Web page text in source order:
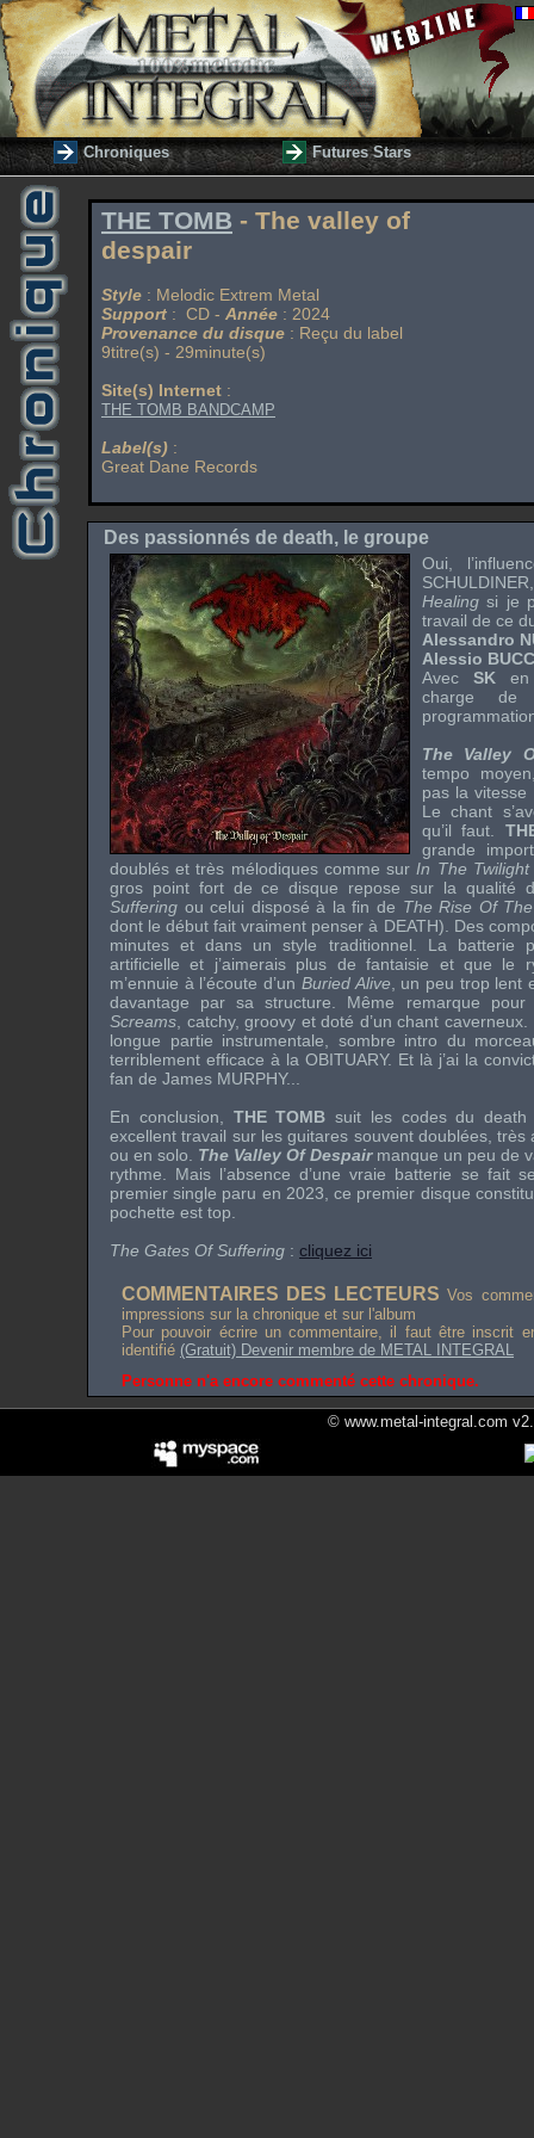
Chroniques Futures Stars
THE TOMB - The valley of
despair
Style : Melodic Extrem Metal
Support : CD - Année : 2024
Provenance du disque : Reçu du label
9titre(s) - 29minute(s)
Site(s) Internet :
THE TOMB BANDCAMP
Label(s) :
Great Dane Records
Des passionnés de death, le groupe
Oui,
SCHULDINER
Healing si je
travail de ce
Alessandro
Alessio
AvecSK en
charge
The Valley
tempo
pas la vitesse
Le chant
qu’il faut.
grande
doublés et très mélodiques comme sur In The Twilight
gros point fort de ce disque repose sur la qualité
Suffering ou celui disposé à la fin de The Rise Of
dont le début fait vraiment penser à DEATH). Des
minutes et dans un style traditionnel. La batterie
artificielle et j’aimerais plus de fantaisie et que le
m’ennuie à l’écoute d’un Buried Alive , un peu trop lent
davantage par sa structure. Même remarque
Screams , catchy, groovy et doté d’un chant
longue partie instrumentale, sombre intro du
terriblement efficace à la OBITUARY. Et là j’ai la
fan de James MURPHY...
En conclusion, THE TOMB suit les codes du
excellent travail sur les guitares souvent doublées,
ou en solo. The Valley Of Despairmanque un peu de
rythme. Mais l’absence d’une vraie batterie se fait
premier single paru en 2023, ce premier disque
pochette est top.
The Gates Of Suffering : cliquez ici
COMMENTAIRES DES LECTEURS Vos
impressions sur la chronique et sur l'album
Pour pouvoir écrire un commentaire, il faut être inscrit
identifié (Gratuit) Devenir membre de METAL INTEGRAL
Personne n'a encore commenté cette chronique.
© www.metal-integral.com